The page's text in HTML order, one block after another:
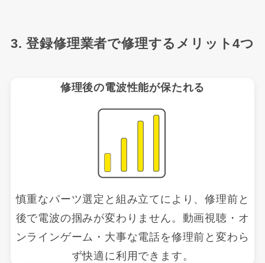
3. 登録修理業者で修理するメリット4つ
修理後の電波性能が保たれる
慎重なパーツ選定と組み立てにより、修理前と
後で電波の掴みが変わりません。動画視聴・オ
ンラインゲーム・大事な電話を修理前と変わら
ず快適に利用できます。